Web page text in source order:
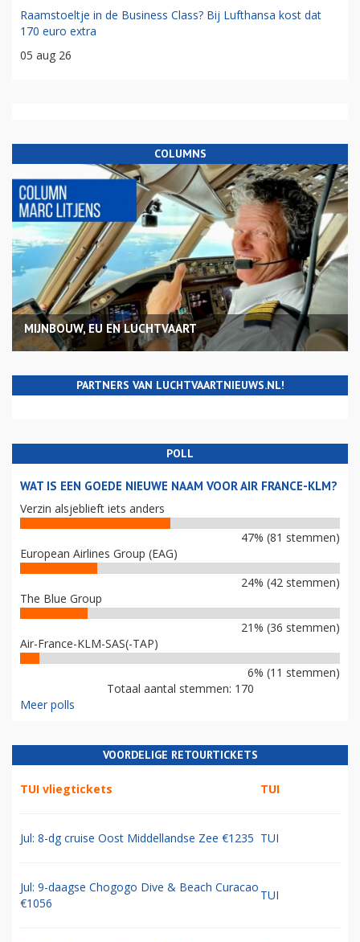
Raamstoeltje in de Business Class? Bij Lufthansa kost dat
170 euro extra
05 aug 26
COLUMNS
MIJNBOUW, EU EN LUCHTVAART
PARTNERS VAN LUCHTVAARTNIEUWS.NL!
POLL
WAT IS EEN GOEDE NIEUWE NAAM VOOR AIR FRANCE-KLM?
Verzin alsjeblieft iets anders
47% (81 stemmen)
European Airlines Group (EAG)
24% (42 stemmen)
The Blue Group
21% (36 stemmen)
Air-France-KLM-SAS(-TAP)
6% (11 stemmen)
Totaal aantal stemmen: 170
Meer polls
VOORDELIGE RETOURTICKETS
TUI vliegtickets TUI
Jul: 8-dg cruise Oost Middellandse Zee €1235 TUI
Jul: 9-daagse Chogogo Dive & Beach Curacao
€1056
TUI